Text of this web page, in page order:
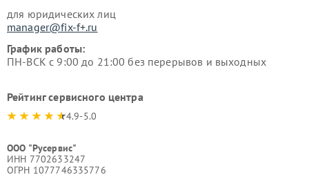
для юридических лиц
manager@fix-f+.ru
График работы:
ПН-ВСК с 9:00 до 21:00 без перерывов и выходных
Рейтинг сервисного центра
4.9-5.0
ООО "Русервис"
ИНН 7702633247
ОГРН 1077746335776